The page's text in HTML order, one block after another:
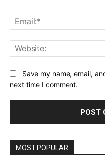
Save my name, email,
next time I comment.
MOST POPULAR